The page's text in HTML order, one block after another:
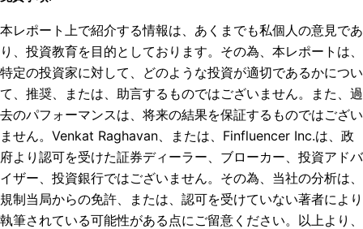
本レポート上で紹介する情報は、あくまでも私個人の意見であ
り、投資教育を目的としております。その為、本レポートは、
特定の投資家に対して、どのような投資が適切であるかについ
て、推奨、または、助言するものではございません。また、過
去のパフォーマンスは、将来の結果を保証するものではござい
ません。Venkat Raghavan、または、Finfluencer Inc.は、政
府より認可を受けた証券ディーラー、ブローカー、投資アドバ
イザー、投資銀行ではございません。その為、当社の分析は、
規制当局からの免許、または、認可を受けていない著者により
執筆されている可能性がある点にご留意ください。以上より、